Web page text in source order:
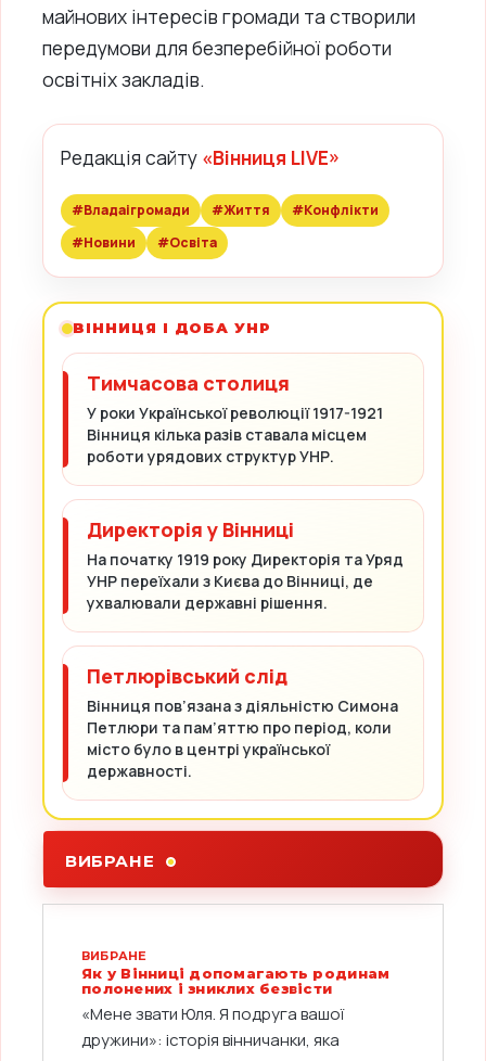
майнових інтересів громади та створили
передумови для безперебійної роботи
освітніх закладів.
Редакція сайту «Вінниця LIVE»
#Владаігромади #Життя
#Конфлікти
#Новини
#Освіта
ВІННИЦЯ І ДОБА УНР
Тимчасова столиця
У роки Української революції 1917-1921
Вінниця кілька разів ставала місцем
роботи урядових структур УНР.
Директорія у Вінниці
На початку 1919 року Директорія та Уряд
УНР переїхали з Києва до Вінниці, де
ухвалювали державні рішення.
Петлюрівський слід
Вінниця пов’язана з діяльністю Симона
Петлюри та пам’яттю про період, коли
місто було в центрі української
державності.
ВИБРАНЕ
ВИБРАНЕ
Як у Вінниці допомагають родинам
полонених і зниклих безвісти
«Мене звати Юля. Я подруга вашої
дружини»: історія вінничанки, яка